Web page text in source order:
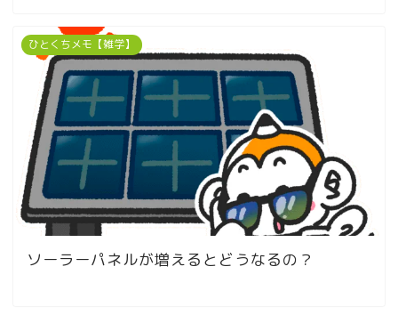
ひとくちメモ【雑学】
ソーラーパネルが増えるとどうなるの？